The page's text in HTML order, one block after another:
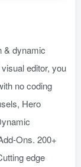
& dynamic
editor, you
no coding
Hero
Ons. 200+
edge